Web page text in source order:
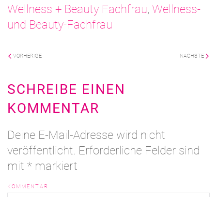
Wellness + Beauty Fachfrau, Wellness-
und Beauty-Fachfrau
VORHERIGE NÄCHSTE
SCHREIBE EINEN
KOMMENTAR
Deine E-Mail-Adresse wird nicht
veröffentlicht. Erforderliche Felder sind
mit * markiert
KOMMENTAR